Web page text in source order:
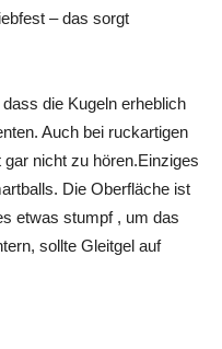
– das sorgt
die Kugeln erheblich
Auch bei ruckartigen
nicht zu hören.Einziges
Die Oberfläche ist
etwas stumpf , um das
sollte Gleitgel auf